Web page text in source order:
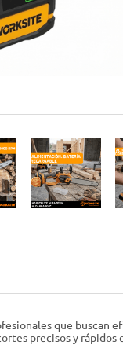
que
precisos y rápidos